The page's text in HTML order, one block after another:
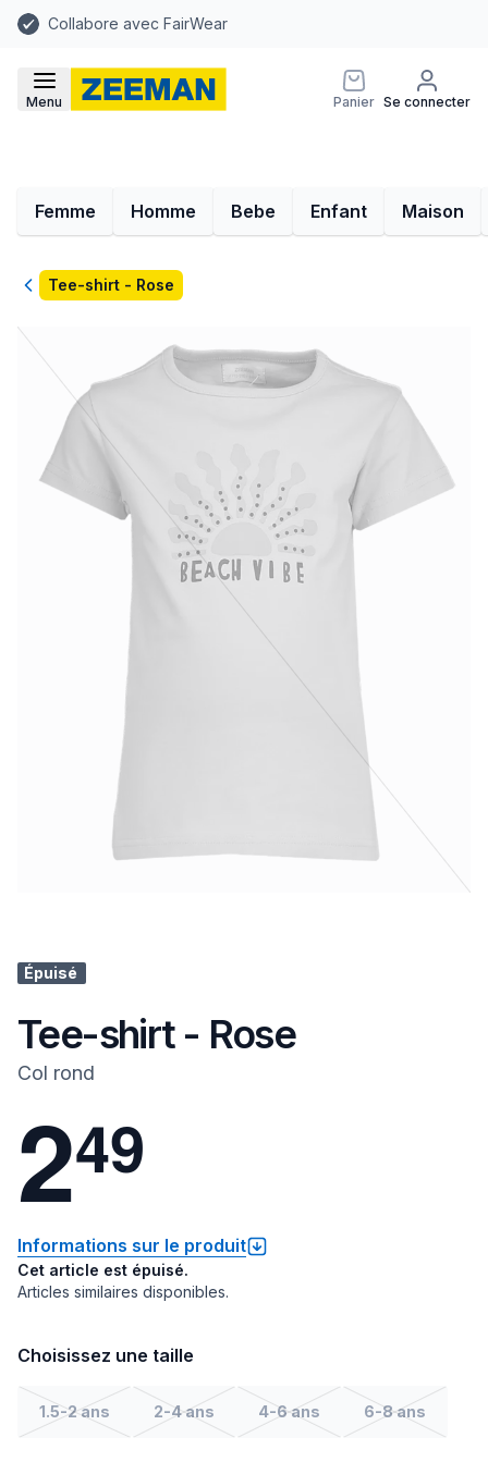
Collabore avec FairWear
Menu Panier Se connecter
Femme Homme Bebe Enfant Maison
RetourTee-shirt - Rose
Épuisé
Tee-shirt - Rose
Col rond
249
Informations sur le produit
Cet article est épuisé.
Articles similaires disponibles.
Choisissez une taille
1.5-2 ans 2-4 ans 4-6 ans 6-8 ans